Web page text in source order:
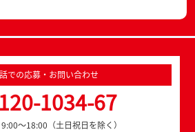
での応募・お問い合わせ
1034-67
～18:00（土日祝日を除く）